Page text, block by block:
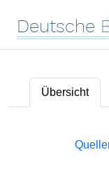
Deutsche
Übersicht